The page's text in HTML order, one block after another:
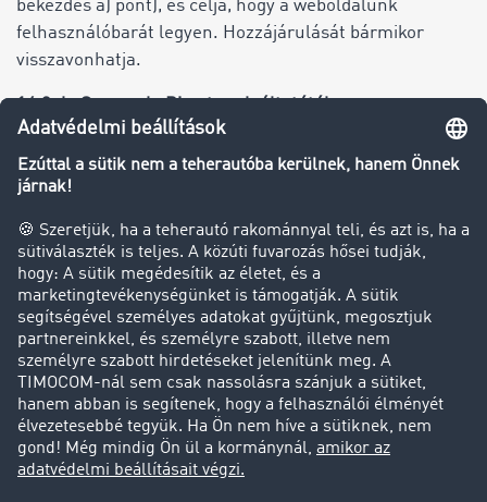
bekezdés a) pont), és célja, hogy a weboldalunk
felhasználóbarát legyen. Hozzájárulását bármikor
visszavonhatja.
A beServe szolgáltatást, a beDirect GmbH & Co. KG
megoldását alkalmazzuk a regisztrációs űrlap
beServe a vállalati adatok automatikus kiegészítésében
nyújt támogatást, hogy egyszerűbbé tegye a
regisztrációt.
A beServe használata során a beDirect a következő
adatokat dolgozza fel:
Vállalati adatok, például név, cím és iparág
IP-cím
Földrajzi helyzet